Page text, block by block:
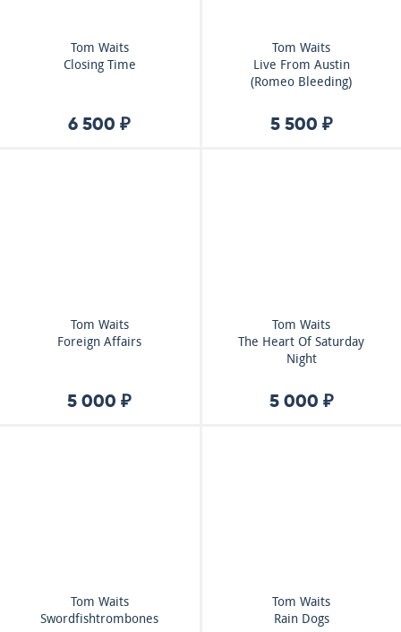
Tom Waits
Closing Time
6 500 ₽
Tom Waits
Live From Austin
(Romeo Bleeding)
5 500 ₽
Tom Waits
Foreign Affairs
5 000 ₽
Tom Waits
The Heart Of Saturday
Night
5 000 ₽
Tom Waits
Swordfishtrombones
Tom Waits
Rain Dogs